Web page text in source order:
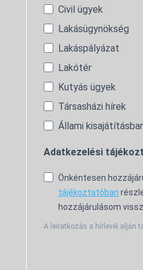
Civil ügyek
Lakásügynökség
Lakáspályázat
Lakótér
Kutyás ügyek
Társasházi hírek
Állami
Adatkezelési
Önkéntesen
tájékoztatóban
hozzájárulásom
A leiratkozás a hírlevél alján